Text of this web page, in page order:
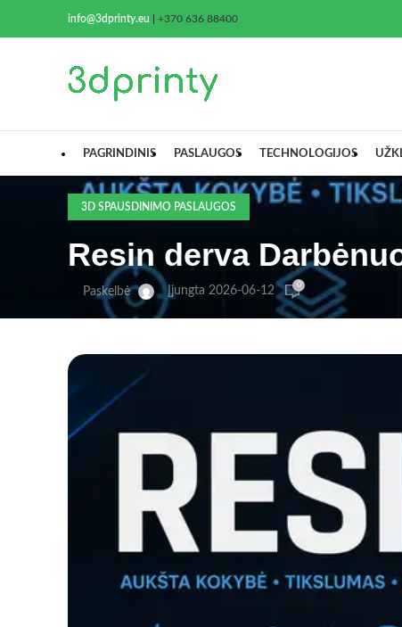
info@3dprinty.eu +370 636 88400
PAGRINDINIS PASLAUGOS TECHNOLOGIJOS
3D SPAUSDINIMO PASLAUGOS
Resin derva
Paskelbė Įjungta 2026-06-12 0